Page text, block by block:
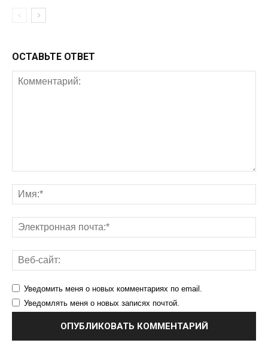
ОСТАВЬТЕ ОТВЕТ
Уведомить меня о новых комментариях по email.
Уведомлять меня о новых записях почтой.